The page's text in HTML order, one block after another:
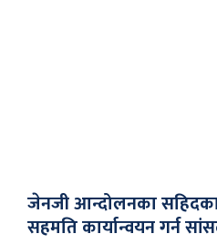
जेनजी आन्दोलनका
सहमति कार्यान्वयन गर्न